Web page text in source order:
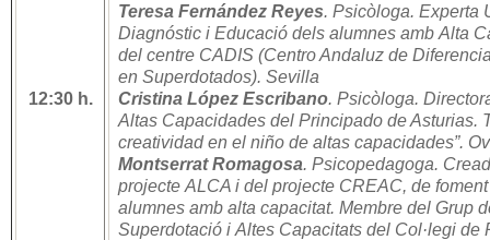
12:30 h.
Teresa Fernández Reyes. Psicòloga. Experta
Diagnóstic i Educació dels alumnes amb Alta
del centre CADIS (Centro Andaluz de
en Superdotados). Sevilla
Cristina López Escribano. Psicòloga.
Altas Capacidades del Principado de Asturias.
creatividad en el niño de altas capacidades”.
Montserrat Romagosa. Psicopedagoga.
projecte ALCA i del projecte CREAC, de
alumnes amb alta capacitat. Membre del Grup
Superdotació i Altes Capacitats del Col·legi de